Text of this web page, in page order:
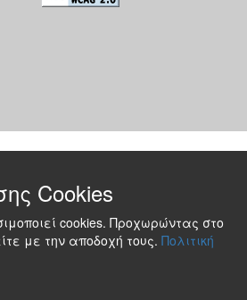
Cookies
cookies. Προχωρώντας στο
με την αποδοχή τους. Πολιτική